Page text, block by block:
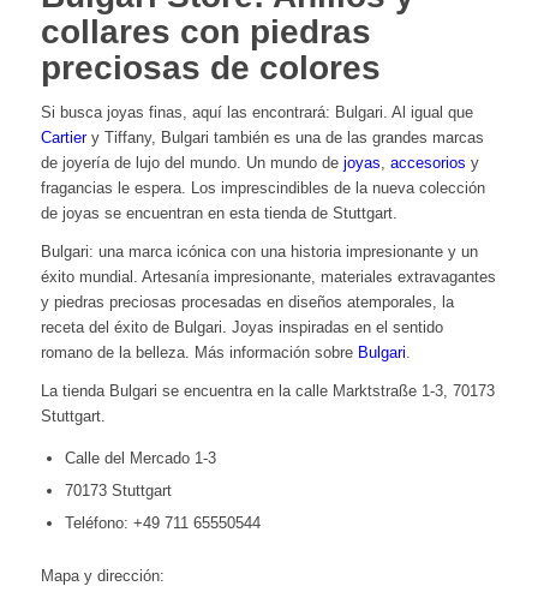
collares con piedras
preciosas de colores
Si busca joyas finas, aquí las encontrará: Bulgari. Al igual que
Cartiery Tiffany, Bulgari también es una de las grandes marcas
de joyería de lujo del mundo. Un mundo de joyas, accesorios y
fragancias le espera. Los imprescindibles de la nueva colección
de joyas se encuentran en esta tienda de Stuttgart.
Bulgari: una marca icónica con una historia impresionante y un
éxito mundial. Artesanía impresionante, materiales extravagantes
y piedras preciosas procesadas en diseños atemporales, la
receta del éxito de Bulgari. Joyas inspiradas en el sentido
romano de la belleza. Más información sobre Bulgari.
La tienda Bulgari se encuentra en la calle Marktstraße 1-3, 70173
Stuttgart.
Calle del Mercado 1-3
70173 Stuttgart
Teléfono: +49 711 65550544
Mapa y dirección: